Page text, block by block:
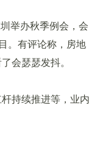
举办秋季例会，会
。有评论称，房地
会瑟瑟发抖。
持续推进等，业内